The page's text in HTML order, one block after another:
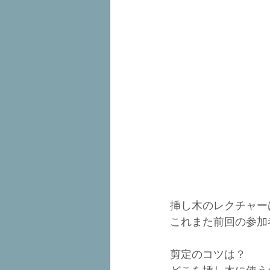
挿し木のレクチャー
これまた前回の参
剪定のコツは？